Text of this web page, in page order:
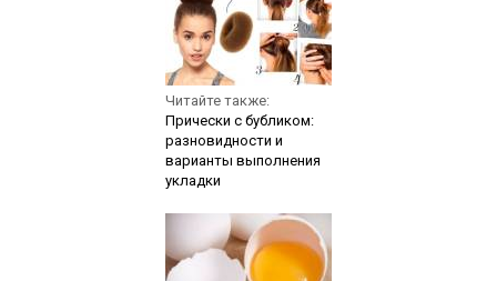
Читайте также:
Прически с бубликом:
разновидности и
варианты выполнения
укладки